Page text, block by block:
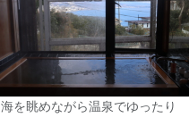
海を眺めながら温泉でゆったり